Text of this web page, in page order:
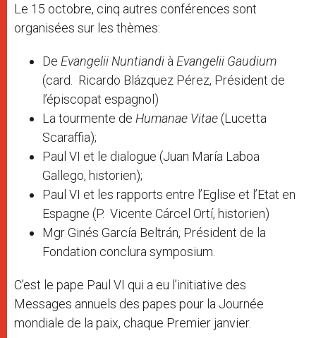
Le 15 octobre, cinq autres conférences sont
organisées sur les thèmes:
De Evangelii Nuntiandi à Evangelii Gaudium
(card. Ricardo Blázquez Pérez, Président de
l’épiscopat espagnol)
La tourmente de Humanae Vitae (Lucetta
Scaraffia);
Paul VI et le dialogue (Juan María Laboa
Gallego, historien);
Paul VI et les rapports entre l’Eglise et l’Etat en
Espagne (P. Vicente Cárcel Ortí, historien)
Mgr Ginés García Beltrán, Président de la
Fondation conclura symposium.
C’est le pape Paul VI qui a eu l’initiative des
Messages annuels des papes pour la Journée
mondiale de la paix, chaque Premier janvier.